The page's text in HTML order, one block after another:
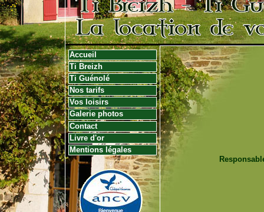
Accueil
Ti Breizh
Ti Guénolé
Nos tarifs
Vos loisirs
Galerie photos
Contact
Livre d'or
Mentions légales